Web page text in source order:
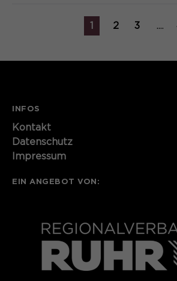
1 2 3 ....
INFOS
Kontakt​​​​​
Datenschutz
Impressum
EIN ANGEBOT VON: